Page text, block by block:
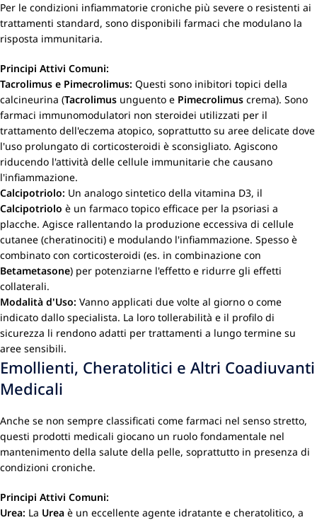
Per le condizioni infiammatorie croniche più severe o resistenti ai
trattamenti standard, sono disponibili farmaci che modulano la
risposta immunitaria.
Principi Attivi Comuni:
Tacrolimus e Pimecrolimus: Questi sono inibitori topici della
calcineurina (Tacrolimus unguento e Pimecrolimus crema). Sono
farmaci immunomodulatori non steroidei utilizzati per il
trattamento dell'eczema atopico, soprattutto su aree delicate dove
l'uso prolungato di corticosteroidi è sconsigliato. Agiscono
riducendo l'attività delle cellule immunitarie che causano
l'infiammazione.
Calcipotriolo: Un analogo sintetico della vitamina D3, il
Calcipotriolo è un farmaco topico efficace per la psoriasi a
placche. Agisce rallentando la produzione eccessiva di cellule
cutanee (cheratinociti) e modulando l'infiammazione. Spesso è
combinato con corticosteroidi (es. in combinazione con
Betametasone) per potenziarne l'effetto e ridurre gli effetti
collaterali.
Modalità d'Uso: Vanno applicati due volte al giorno o come
indicato dallo specialista. La loro tollerabilità e il profilo di
sicurezza li rendono adatti per trattamenti a lungo termine su
aree sensibili.
Emollienti, Cheratolitici e Altri Coadiuvanti
Medicali
Anche se non sempre classificati come farmaci nel senso stretto,
questi prodotti medicali giocano un ruolo fondamentale nel
mantenimento della salute della pelle, soprattutto in presenza di
condizioni croniche.
Principi Attivi Comuni:
Urea: La Urea è un eccellente agente idratante e cheratolitico, a